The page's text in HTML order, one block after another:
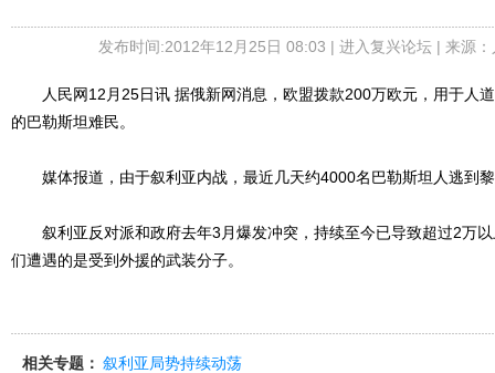
发布时间:2012年12月25日 08:03 | 进入复兴论坛| 来源
人民网12月25日讯 据俄新网消息，欧盟拨款200万欧元，用于人
的巴勒斯坦难民。
媒体报道，由于叙利亚内战，最近几天约4000名巴勒斯坦人逃到
叙利亚反对派和政府去年3月爆发冲突，持续至今已导致超过2万以
们遭遇的是受到外援的武装分子。
相关专题： 叙利亚局势持续动荡